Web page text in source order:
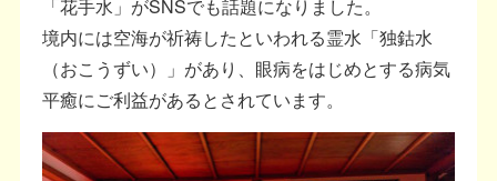
「花手水」がSNSでも話題になりました。
境内には空海が祈祷したといわれる霊水「独鈷水
（おこうずい）」があり、眼病をはじめとする病気
平癒にご利益があるとされています。